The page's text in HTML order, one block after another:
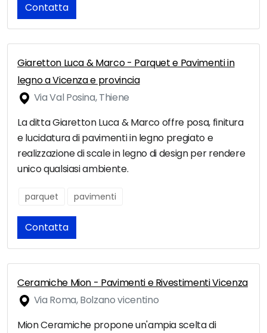
Contatta
Giaretton Luca & Marco - Parquet e Pavimenti in
legno a Vicenza e provincia
Via Val Posina, Thiene
La ditta Giaretton Luca & Marco offre posa, finitura
e lucidatura di pavimenti in legno pregiato e
realizzazione di scale in legno di design per rendere
unico qualsiasi ambiente.
parquet pavimenti
Contatta
Ceramiche Mion - Pavimenti e Rivestimenti Vicenza
Via Roma, Bolzano vicentino
Mion Ceramiche propone un'ampia scelta di